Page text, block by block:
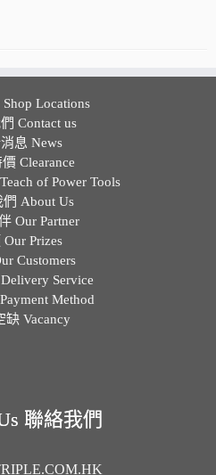
Locations
Contact us
息 News
Clearance
of Power Tools
們 About Us
Our Partner
Our Prizes
Customers
Service
Method
缺 Vacancy
聯絡我們